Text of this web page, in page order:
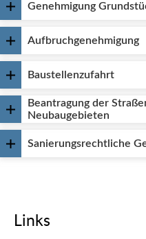
Genehmigung
Aufbruchgenehmigung
Baustellenzufahrt
Beantragung der
Neubaugebieten
Sanierungsrechtliche
Links